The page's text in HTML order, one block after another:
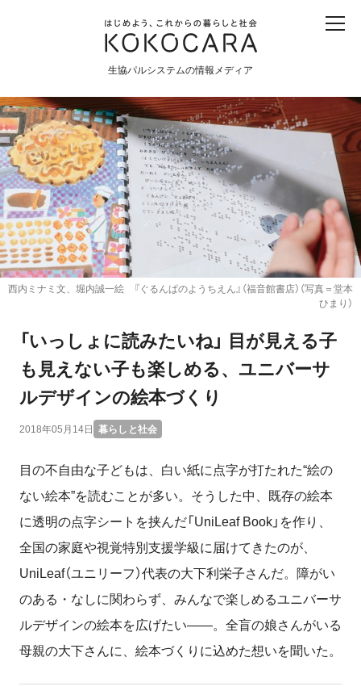
生協パルシステムの情報メディア
産直 食育 食べる 震災
食と農
暮らしと社会
環境と平和
生協の宅配パルシステム
西内ミナミ文、堀内誠一絵 『ぐるんぱのようちえん』（福音館書店）（写真＝堂本
ひまり）
「いっしょに読みたいね」 目が見える子
も見えない子も楽しめる、ユニバーサ
ルデザインの絵本づくり
2018年05月14日 暮らしと社会
目の不自由な子どもは、白い紙に点字が打たれた“絵の
ない絵本”を読むことが多い。そうした中、既存の絵本
に透明の点字シートを挟んだ「UniLeaf Book」を作り、
全国の家庭や視覚特別支援学級に届けてきたのが、
UniLeaf（ユニリーフ）代表の大下利栄子さんだ。障がい
のある・なしに関わらず、みんなで楽しめるユニバーサ
ルデザインの絵本を広げたい――。全盲の娘さんがいる
母親の大下さんに、絵本づくりに込めた想いを聞いた。